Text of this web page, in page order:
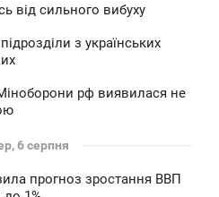
від сильного вибуху
з українських
рф виявилася не
6 серпня
прогноз зростання ВВП